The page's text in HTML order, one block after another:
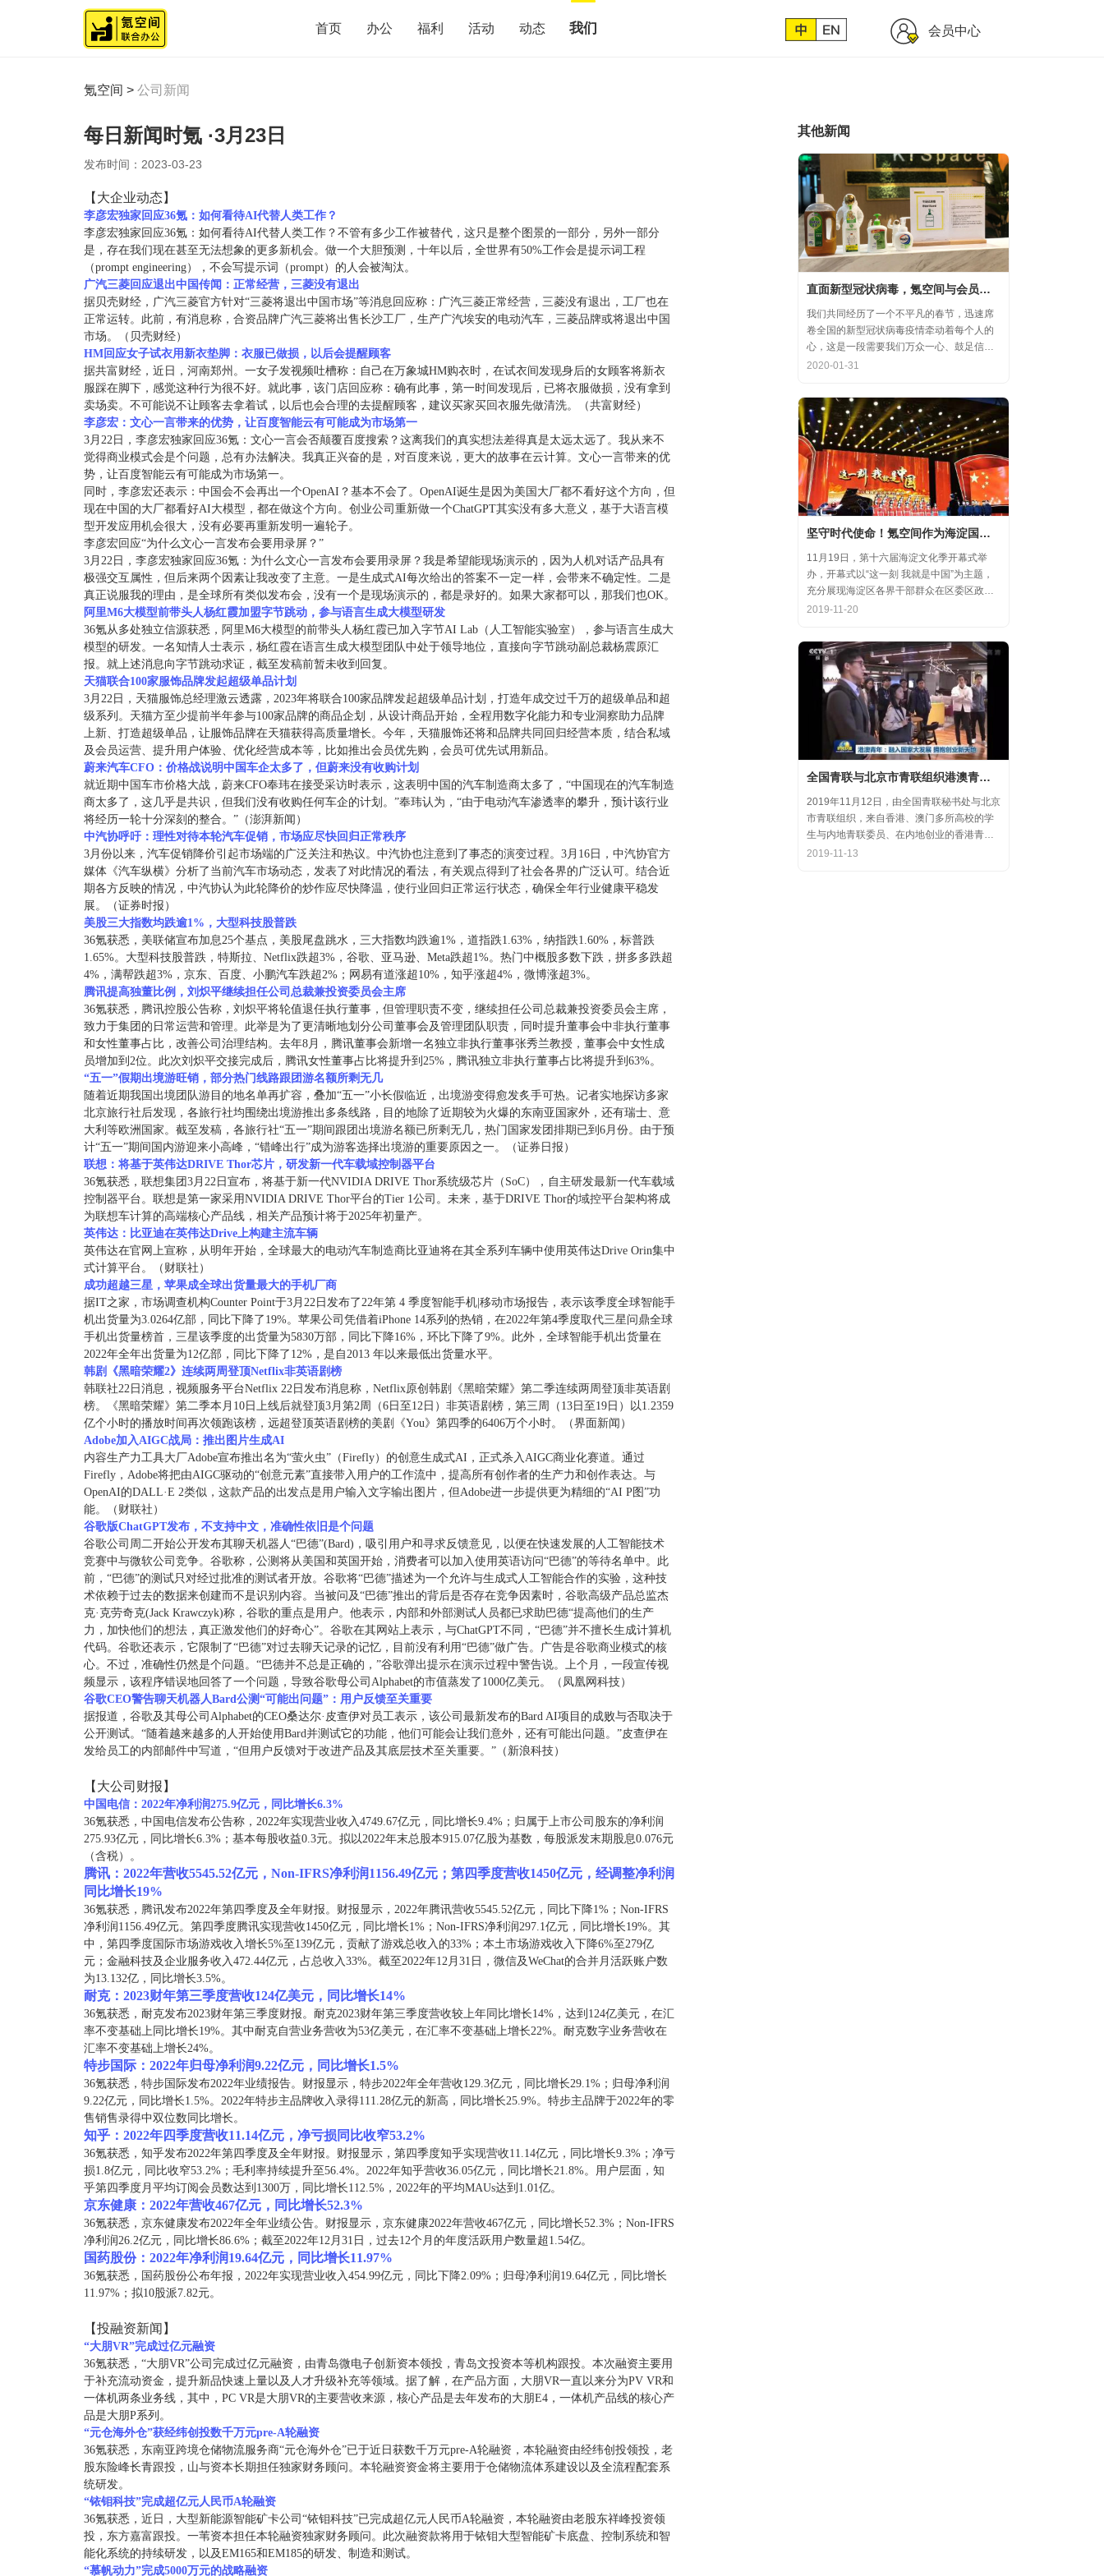
首页 办公 福利 活动 动态 我们 会员中心
氪空间 > 公司新闻
每日新闻时氪 ·3月23日
发布时间： 2023-03-23
【大企业动态】
李彦宏独家回应36氪：如何看待AI代替人类工作？
李彦宏独家回应36氪：如何看待AI代替人类工作？不管有多少工作被替代，这只是整个图景的一部分，另外一部分
是，存在我们现在甚至无法想象的更多新机会。做一个大胆预测，十年以后，全世界有50%工作会是提示词工程
（prompt engineering），不会写提示词（prompt）的人会被淘汰。
广汽三菱回应退出中国传闻：正常经营，三菱没有退出
据贝壳财经，广汽三菱官方针对“三菱将退出中国市场”等消息回应称：广汽三菱正常经营，三菱没有退出，工厂也在
正常运转。此前，有消息称，合资品牌广汽三菱将出售长沙工厂，生产广汽埃安的电动汽车，三菱品牌或将退出中国
市场。（贝壳财经）
HM回应女子试衣用新衣垫脚：衣服已做损，以后会提醒顾客
据共富财经，近日，河南郑州。一女子发视频吐槽称：自己在万象城HM购衣时，在试衣间发现身后的女顾客将新衣
服踩在脚下，感觉这种行为很不好。就此事，该门店回应称：确有此事，第一时间发现后，已将衣服做损，没有拿到
卖场卖。不可能说不让顾客去拿着试，以后也会合理的去提醒顾客，建议买家买回衣服先做清洗。（共富财经）
李彦宏：文心一言带来的优势，让百度智能云有可能成为市场第一
3月22日，李彦宏独家回应36氪：文心一言会否颠覆百度搜索？这离我们的真实想法差得真是太远太远了。我从来不
觉得商业模式会是个问题，总有办法解决。我真正兴奋的是，对百度来说，更大的故事在云计算。文心一言带来的优
势，让百度智能云有可能成为市场第一。
同时，李彦宏还表示：中国会不会再出一个OpenAI？基本不会了。OpenAI诞生是因为美国大厂都不看好这个方向，但
现在中国的大厂都看好AI大模型，都在做这个方向。创业公司重新做一个ChatGPT其实没有多大意义，基于大语言模
型开发应用机会很大，没有必要再重新发明一遍轮子。
李彦宏回应“为什么文心一言发布会要用录屏？”
3月22日，李彦宏独家回应36氪：为什么文心一言发布会要用录屏？我是希望能现场演示的，因为人机对话产品具有
极强交互属性，但后来两个因素让我改变了主意。一是生成式AI每次给出的答案不一定一样，会带来不确定性。二是
真正说服我的理由，是全球所有类似发布会，没有一个是现场演示的，都是录好的。如果大家都可以，那我们也OK。
阿里M6大模型前带头人杨红霞加盟字节跳动，参与语言生成大模型研发
36氪从多处独立信源获悉，阿里M6大模型的前带头人杨红霞已加入字节AI Lab（人工智能实验室），参与语言生成大
模型的研发。一名知情人士表示，杨红霞在语言生成大模型团队中处于领导地位，直接向字节跳动副总裁杨震原汇
报。就上述消息向字节跳动求证，截至发稿前暂未收到回复。
天猫联合100家服饰品牌发起超级单品计划
3月22日，天猫服饰总经理激云透露，2023年将联合100家品牌发起超级单品计划，打造年成交过千万的超级单品和超
级系列。天猫方至少提前半年参与100家品牌的商品企划，从设计商品开始，全程用数字化能力和专业洞察助力品牌
上新、打造超级单品，让服饰品牌在天猫获得高质量增长。今年，天猫服饰还将和品牌共同回归经营本质，结合私域
及会员运营、提升用户体验、优化经营成本等，比如推出会员优先购，会员可优先试用新品。
蔚来汽车CFO：价格战说明中国车企太多了，但蔚来没有收购计划
就近期中国车市价格大战，蔚来CFO奉玮在接受采访时表示，这表明中国的汽车制造商太多了，“中国现在的汽车制造
商太多了，这几乎是共识，但我们没有收购任何车企的计划。”奉玮认为，“由于电动汽车渗透率的攀升，预计该行业
将经历一轮十分深刻的整合。”（澎湃新闻）
中汽协呼吁：理性对待本轮汽车促销，市场应尽快回归正常秩序
3月份以来，汽车促销降价引起市场端的广泛关注和热议。中汽协也注意到了事态的演变过程。3月16日，中汽协官方
媒体《汽车纵横》分析了当前汽车市场动态，发表了对此情况的看法，有关观点得到了社会各界的广泛认可。结合近
期各方反映的情况，中汽协认为此轮降价的炒作应尽快降温，使行业回归正常运行状态，确保全年行业健康平稳发
展。（证券时报）
美股三大指数均跌逾1%，大型科技股普跌
36氪获悉，美联储宣布加息25个基点，美股尾盘跳水，三大指数均跌逾1%，道指跌1.63%，纳指跌1.60%，标普跌
1.65%。大型科技股普跌，特斯拉、Netflix跌超3%，谷歌、亚马逊、Meta跌超1%。热门中概股多数下跌，拼多多跌超
4%，满帮跌超3%，京东、百度、小鹏汽车跌超2%；网易有道涨超10%，知乎涨超4%，微博涨超3%。
腾讯提高独董比例，刘炽平继续担任公司总裁兼投资委员会主席
36氪获悉，腾讯控股公告称，刘炽平将轮值退任执行董事，但管理职责不变，继续担任公司总裁兼投资委员会主席，
致力于集团的日常运营和管理。此举是为了更清晰地划分公司董事会及管理团队职责，同时提升董事会中非执行董事
和女性董事占比，改善公司治理结构。去年8月，腾讯董事会新增一名独立非执行董事张秀兰教授，董事会中女性成
员增加到2位。此次刘炽平交接完成后，腾讯女性董事占比将提升到25%，腾讯独立非执行董事占比将提升到63%。
“五一”假期出境游旺销，部分热门线路跟团游名额所剩无几
随着近期我国出境团队游目的地名单再扩容，叠加“五一”小长假临近，出境游变得愈发炙手可热。记者实地探访多家
北京旅行社后发现，各旅行社均围绕出境游推出多条线路，目的地除了近期较为火爆的东南亚国家外，还有瑞士、意
大利等欧洲国家。截至发稿，各旅行社“五一”期间跟团出境游名额已所剩无几，热门国家发团排期已到6月份。由于预
计“五一”期间国内游迎来小高峰，“错峰出行”成为游客选择出境游的重要原因之一。（证券日报）
联想：将基于英伟达DRIVE Thor芯片，研发新一代车载域控制器平台
36氪获悉，联想集团3月22日宣布，将基于新一代NVIDIA DRIVE Thor系统级芯片（SoC），自主研发最新一代车载域
控制器平台。联想是第一家采用NVIDIA DRIVE Thor平台的Tier 1公司。未来，基于DRIVE Thor的域控平台架构将成
为联想车计算的高端核心产品线，相关产品预计将于2025年初量产。
英伟达：比亚迪在英伟达Drive上构建主流车辆
英伟达在官网上宣称，从明年开始，全球最大的电动汽车制造商比亚迪将在其全系列车辆中使用英伟达Drive Orin集中
式计算平台。（财联社）
成功超越三星，苹果成全球出货量最大的手机厂商
据IT之家，市场调查机构Counter Point于3月22日发布了22年第 4 季度智能手机|移动市场报告，表示该季度全球智能手
机出货量为3.0264亿部，同比下降了19%。苹果公司凭借着iPhone 14系列的热销，在2022年第4季度取代三星问鼎全球
手机出货量榜首，三星该季度的出货量为5830万部，同比下降16%，环比下降了9%。此外，全球智能手机出货量在
2022年全年出货量为12亿部，同比下降了12%，是自2013 年以来最低出货量水平。
韩剧《黑暗荣耀2》连续两周登顶Netflix非英语剧榜
韩联社22日消息，视频服务平台Netflix 22日发布消息称，Netflix原创韩剧《黑暗荣耀》第二季连续两周登顶非英语剧
榜。《黑暗荣耀》第二季本月10日上线后就登顶3月第2周（6日至12日）非英语剧榜，第三周（13日至19日）以1.2359
亿个小时的播放时间再次领跑该榜，远超登顶英语剧榜的美剧《You》第四季的6406万个小时。（界面新闻）
Adobe加入AIGC战局：推出图片生成AI
内容生产力工具大厂Adobe宣布推出名为“萤火虫”（Firefly）的创意生成式AI，正式杀入AIGC商业化赛道。通过
Firefly，Adobe将把由AIGC驱动的“创意元素”直接带入用户的工作流中，提高所有创作者的生产力和创作表达。与
OpenAI的DALL·E 2类似，这款产品的出发点是用户输入文字输出图片，但Adobe进一步提供更为精细的“AI P图”功
能。（财联社）
谷歌版ChatGPT发布，不支持中文，准确性依旧是个问题
谷歌公司周二开始公开发布其聊天机器人“巴德”(Bard)，吸引用户和寻求反馈意见，以便在快速发展的人工智能技术
竞赛中与微软公司竞争。谷歌称，公测将从美国和英国开始，消费者可以加入使用英语访问“巴德”的等待名单中。此
前，“巴德”的测试只对经过批准的测试者开放。谷歌将“巴德”描述为一个允许与生成式人工智能合作的实验，这种技
术依赖于过去的数据来创建而不是识别内容。当被问及“巴德”推出的背后是否存在竞争因素时，谷歌高级产品总监杰
克·克劳奇克(Jack Krawczyk)称，谷歌的重点是用户。他表示，内部和外部测试人员都已求助巴德“提高他们的生产
力，加快他们的想法，真正激发他们的好奇心”。谷歌在其网站上表示，与ChatGPT不同，“巴德”并不擅长生成计算机
代码。谷歌还表示，它限制了“巴德”对过去聊天记录的记忆，目前没有利用“巴德”做广告。广告是谷歌商业模式的核
心。不过，准确性仍然是个问题。“巴德并不总是正确的，”谷歌弹出提示在演示过程中警告说。上个月，一段宣传视
频显示，该程序错误地回答了一个问题，导致谷歌母公司Alphabet的市值蒸发了1000亿美元。（凤凰网科技）
谷歌CEO警告聊天机器人Bard公测“可能出问题”：用户反馈至关重要
据报道，谷歌及其母公司Alphabet的CEO桑达尔·皮查伊对员工表示，该公司最新发布的Bard AI项目的成败与否取决于
公开测试。“随着越来越多的人开始使用Bard并测试它的功能，他们可能会让我们意外，还有可能出问题。”皮查伊在
发给员工的内部邮件中写道，“但用户反馈对于改进产品及其底层技术至关重要。”（新浪科技）
【大公司财报】
中国电信：2022年净利润275.9亿元，同比增长6.3%
36氪获悉，中国电信发布公告称，2022年实现营业收入4749.67亿元，同比增长9.4%；归属于上市公司股东的净利润
275.93亿元，同比增长6.3%；基本每股收益0.3元。拟以2022年末总股本915.07亿股为基数，每股派发末期股息0.076元
（含税）。
腾讯：2022年营收5545.52亿元，Non-IFRS净利润1156.49亿元；第四季度营收1450亿元，经调整净利润
同比增长19%
36氪获悉，腾讯发布2022年第四季度及全年财报。财报显示，2022年腾讯营收5545.52亿元，同比下降1%；Non-IFRS
净利润1156.49亿元。第四季度腾讯实现营收1450亿元，同比增长1%；Non-IFRS净利润297.1亿元，同比增长19%。其
中，第四季度国际市场游戏收入增长5%至139亿元，贡献了游戏总收入的33%；本土市场游戏收入下降6%至279亿
元；金融科技及企业服务收入472.44亿元，占总收入33%。截至2022年12月31日，微信及WeChat的合并月活跃账户数
为13.132亿，同比增长3.5%。
耐克：2023财年第三季度营收124亿美元，同比增长14%
36氪获悉，耐克发布2023财年第三季度财报。耐克2023财年第三季度营收较上年同比增长14%，达到124亿美元，在汇
率不变基础上同比增长19%。其中耐克自营业务营收为53亿美元，在汇率不变基础上增长22%。耐克数字业务营收在
汇率不变基础上增长24%。
特步国际：2022年归母净利润9.22亿元，同比增长1.5%
36氪获悉，特步国际发布2022年业绩报告。财报显示，特步2022年全年营收129.3亿元，同比增长29.1%；归母净利润
9.22亿元，同比增长1.5%。2022年特步主品牌收入录得111.28亿元的新高，同比增长25.9%。特步主品牌于2022年的零
售销售录得中双位数同比增长。
知乎：2022年四季度营收11.14亿元，净亏损同比收窄53.2%
36氪获悉，知乎发布2022年第四季度及全年财报。财报显示，第四季度知乎实现营收11.14亿元，同比增长9.3%；净亏
损1.8亿元，同比收窄53.2%；毛利率持续提升至56.4%。2022年知乎营收36.05亿元，同比增长21.8%。用户层面，知
乎第四季度月平均订阅会员数达到1300万，同比增长112.5%，2022年的平均MAUs达到1.01亿。
京东健康：2022年营收467亿元，同比增长52.3%
36氪获悉，京东健康发布2022年全年业绩公告。财报显示，京东健康2022年营收467亿元，同比增长52.3%；Non-IFRS
净利润26.2亿元，同比增长86.6%；截至2022年12月31日，过去12个月的年度活跃用户数量超1.54亿。
国药股份：2022年净利润19.64亿元，同比增长11.97%
36氪获悉，国药股份公布年报，2022年实现营业收入454.99亿元，同比下降2.09%；归母净利润19.64亿元，同比增长
11.97%；拟10股派7.82元。
【投融资新闻】
“大朋VR”完成过亿元融资
36氪获悉，“大朋VR”公司完成过亿元融资，由青岛微电子创新资本领投，青岛文投资本等机构跟投。本次融资主要用
于补充流动资金，提升新品快速上量以及人才升级补充等领域。据了解，在产品方面，大朋VR一直以来分为PV VR和
一体机两条业务线，其中，PC VR是大朋VR的主要营收来源，核心产品是去年发布的大朋E4，一体机产品线的核心产
品是大朋P系列。
“元仓海外仓”获经纬创投数千万元pre-A轮融资
36氪获悉，东南亚跨境仓储物流服务商“元仓海外仓”已于近日获数千万元pre-A轮融资，本轮融资由经纬创投领投，老
股东险峰长青跟投，山与资本长期担任独家财务顾问。本轮融资资金将主要用于仓储物流体系建设以及全流程配套系
统研发。
“铱钼科技”完成超亿元人民币A轮融资
36氪获悉，近日，大型新能源智能矿卡公司“铱钼科技”已完成超亿元人民币A轮融资，本轮融资由老股东祥峰投资领
投，东方嘉富跟投。一苇资本担任本轮融资独家财务顾问。此次融资款将用于铱钼大型智能矿卡底盘、控制系统和智
能化系统的持续研发，以及EM165和EM185的研发、制造和测试。
“慕帆动力”完成5000万元的战略融资
其他新闻
直面新型冠状病毒，氪空间与会员协力共氪疫情
我们共同经历了一个不平凡的春节，迅速席
卷全国的新型冠状病毒疫情牵动着每个人的
心，这是一段需要我们万众一心、鼓足信心
的时期，氪空间希望和优秀的你们在一起，
2020-01-31
坚守时代使命！氪空间作为海淀国庆游园保障先进代表亮相
11月19日，第十六届海淀文化季开幕式举
办，开幕式以“这一刻 我就是中国”为主题，
充分展现海淀区各界干部群众在区委区政府
的坚强领导下，在国庆服务保障工作中表现
的一流精神风貌，以及催人泪下的感人事
迹。
2019-11-20
全国青联与北京市青联组织港澳青年代表参访氪空间
2019年11月12日，由全国青联秘书处与北京
市青联组织，来自香港、澳门多所高校的学
生与内地青联委员、在内地创业的香港青年
代表，围绕“融入国家大发展，拥抱创业新天
2019-11-13